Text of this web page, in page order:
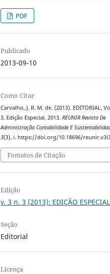
PDF
Publicado
2013-09-10
Como Citar
Carvalho, J. R. M. de. (2013). EDITORIAL,
3, Edição Especial, 2013.REUNIR Revista De
Administração Contabilidade E
3(3), i. https://doi.org/10.18696/
Fomatos de Citação
Edição
v. 3 n. 3 (2013): EDIÇÃO ESPECIAL
Seção
Editorial
Licença